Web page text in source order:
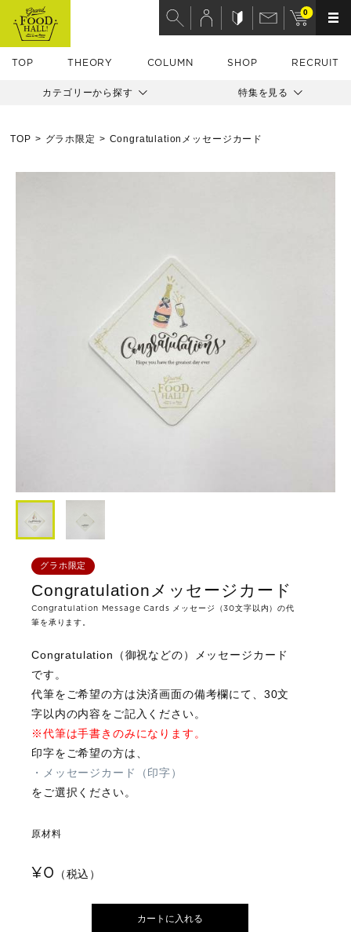
TOP THEORY COLUMN SHOP RECRUIT
0
カテゴリーから探す 特集を見る
TOP グラホ限定 Congratulationメッセージカード
グラホ限定
Congratulationメッセージカード
Congratulation Message Cards メッセージ（30文字以内）の代
筆を承ります。
Congratulation（御祝などの）メッセージカード
です。
代筆をご希望の方は決済画面の備考欄にて、30文
字以内の内容をご記入ください。
※代筆は手書きのみになります。
印字をご希望の方は、
・メッセージカード（印字）
をご選択ください。
原材料
¥0 （税込）
カートに入れる